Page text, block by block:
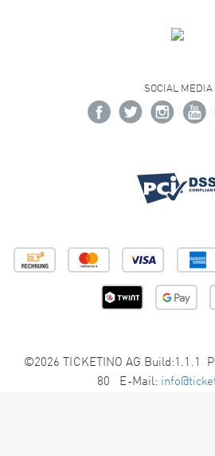
SOCIAL MEDIA
©2026 TICKETINO AG Build:1.1.1
80 E-Mail: